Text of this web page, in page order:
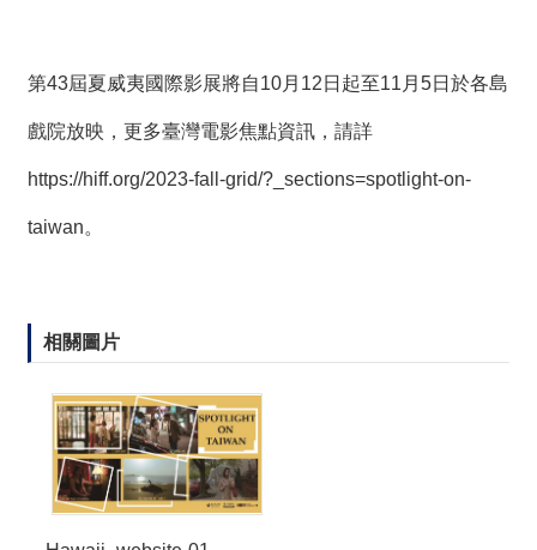
第43屆夏威夷國際影展將自10月12日起至11月5日於各島
戲院放映，更多臺灣電影焦點資訊，請詳
https://hiff.org/2023-fall-grid/?_sections=spotlight-on-
taiwan。
相關圖片